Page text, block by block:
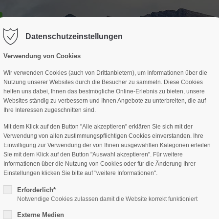
"offcanvas-col2" existiert leider
Der Eintrag "offcanvas-col3"
nicht.
Datenschutzeinstellungen
Verwendung von Cookies
Wir verwenden Cookies (auch von Drittanbietern), um Informationen über die
Nutzung unserer Websites durch die Besucher zu sammeln. Diese Cookies
helfen uns dabei, Ihnen das bestmögliche Online-Erlebnis zu bieten, unsere
Websites ständig zu verbessern und Ihnen Angebote zu unterbreiten, die auf
Ihre Interessen zugeschnitten sind.
Mit dem Klick auf den Button "Alle akzeptieren" erklären Sie sich mit der
Verwendung von allen zustimmungspflichtigen Cookies einverstanden. Ihre
Einwilligung zur Verwendung der von Ihnen ausgewählten Kategorien erteilen
Sie mit dem Klick auf den Button "Auswahl akzeptieren". Für weitere
Informationen über die Nutzung von Cookies oder für die Änderung Ihrer
Einstellungen klicken Sie bitte auf "weitere Informationen".
Erforderlich*
Notwendige Cookies zulassen damit die Website korrekt funktioniert
Externe Medien